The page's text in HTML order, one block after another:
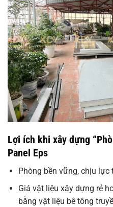
Lợi ích khi xây dựng
Panel Eps
Phòng bền vững, chịu lực
Giá vật liệu xây dựng rẻ
bằng vật liệu bê tông